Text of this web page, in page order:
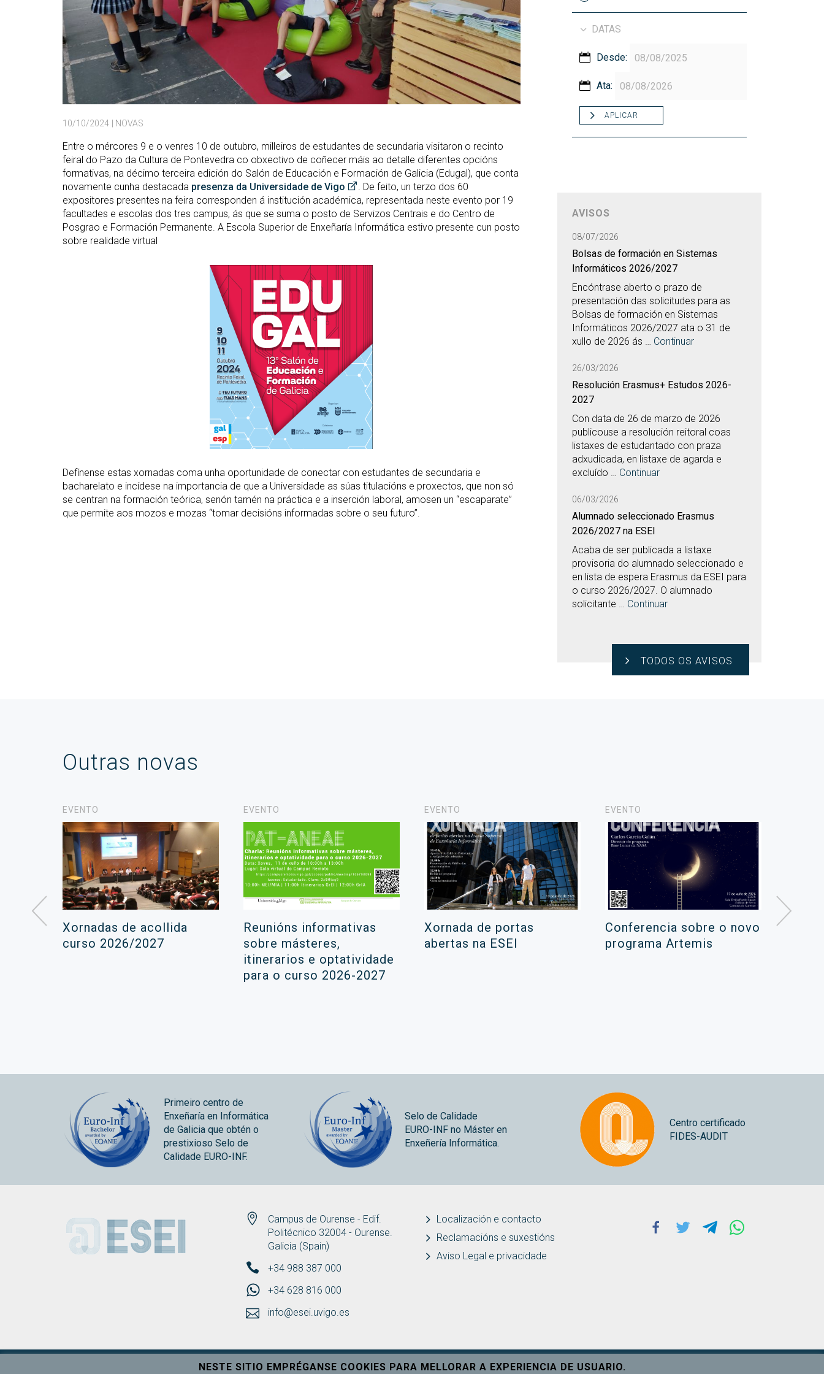
10/10/2024 | NOVAS
Entre o mércores 9 e o venres 10 de outubro, milleiros de estudantes de secundaria visitaron o recinto
feiral do Pazo da Cultura de Pontevedra co obxectivo de coñecer máis ao detalle diferentes opcións
formativas, na décimo terceira edición do Salón de Educación e Formación de Galicia (Edugal), que conta
novamente cunha destacada presenza da Universidade de Vigo
. De feito, un terzo dos 60
expositores presentes na feira corresponden á institución académica, representada neste evento por 19
facultades e escolas dos tres campus, ás que se suma o posto de Servizos Centrais e do Centro de
Posgrao e Formación Permanente. A Escola Superior de Enxeñaría Informática estivo presente cun posto
sobre realidade virtual
Defínense estas xornadas coma unha oportunidade de conectar con estudantes de secundaria e
bacharelato e incídese na importancia de que a Universidade as súas titulacións e proxectos, que non só
se centran na formación teórica, senón tamén na práctica e a inserción laboral, amosen un “escaparate”
que permite aos mozos e mozas “tomar decisións informadas sobre o seu futuro”.
DATAS
Desde:
Ata:
APLICAR
AVISOS
08/07/2026
Bolsas de formación en Sistemas
Informáticos 2026/2027
Encóntrase aberto o prazo de
presentación das solicitudes para as
Bolsas de formación en Sistemas
Informáticos 2026/2027 ata o 31 de
xullo de 2026 ás … Continuar
26/03/2026
Resolución Erasmus+ Estudos 2026-
2027
Con data de 26 de marzo de 2026
publicouse a resolución reitoral coas
listaxes de estudantado con praza
adxudicada, en listaxe de agarda e
excluído … Continuar
06/03/2026
Alumnado seleccionado Erasmus
2026/2027 na ESEI
Acaba de ser publicada a listaxe
provisoria do alumnado seleccionado e
en lista de espera Erasmus da ESEI para
o curso 2026/2027. O alumnado
solicitante … Continuar
TODOS OS AVISOS
Outras novas
EVENTO
Xornadas de acollida
curso 2026/2027
EVENTO
Reunións informativas
sobre másteres,
itinerarios e optatividade
para o curso 2026-2027
EVENTO
Xornada de portas
abertas na ESEI
EVENTO
Conferencia sobre o novo
programa Artemis
Primeiro centro de
Enxeñaría en Informática
de Galicia que obtén o
prestixioso Selo de
Calidade EURO-INF.
Selo de Calidade
EURO-INF no Máster en
Enxeñería Informática.
Centro certificado
FIDES-AUDIT
ESEI
Campus de Ourense - Edif.
Politécnico 32004 - Ourense.
Galicia (Spain)
+34 988 387 000
+34 628 816 000
info@esei.uvigo.es
Localización e contacto
Reclamacións e suxestións
Aviso Legal e privacidade
Facebook
Twitter Telegram
NESTE SITIO EMPRÉGANSE COOKIES PARA MELLORAR A EXPERIENCIA DE USUARIO.